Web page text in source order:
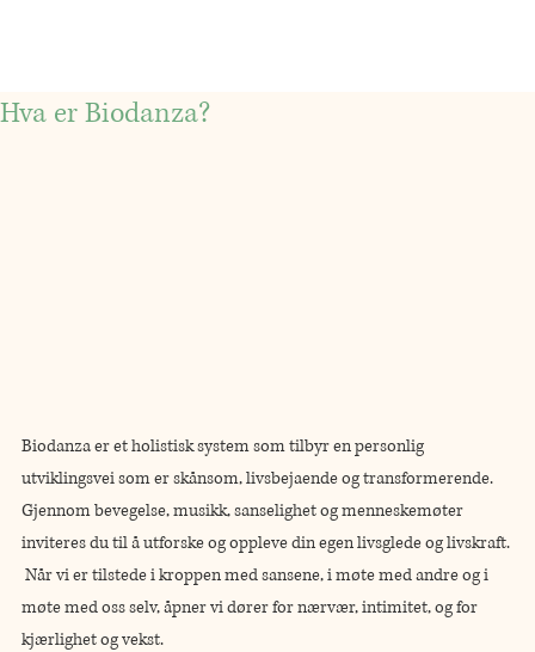
Hva er Biodanza?
Biodanza er et holistisk system som tilbyr en personlig
utviklingsvei som er skånsom, livsbejaende og transformerende.
Gjennom bevegelse, musikk, sanselighet og menneskemøter
inviteres du til å utforske og oppleve din egen livsglede og livskraft.
Når vi er tilstede i kroppen med sansene, i møte med andre og i
møte med oss selv, åpner vi dører for nærvær, intimitet, og for
kjærlighet og vekst.